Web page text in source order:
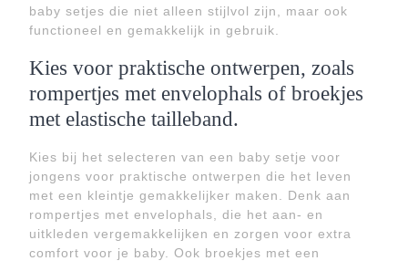
baby setjes die niet alleen stijlvol zijn, maar ook
functioneel en gemakkelijk in gebruik.
Kies voor praktische ontwerpen, zoals
rompertjes met envelophals of broekjes
met elastische tailleband.
Kies bij het selecteren van een baby setje voor
jongens voor praktische ontwerpen die het leven
met een kleintje gemakkelijker maken. Denk aan
rompertjes met envelophals, die het aan- en
uitkleden vergemakkelijken en zorgen voor extra
comfort voor je baby. Ook broekjes met een